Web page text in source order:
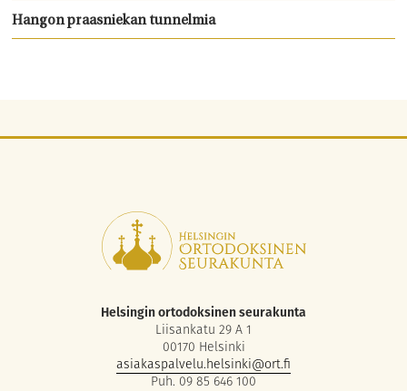
Hangon praasniekan tunnelmia
Helsingin ortodoksinen seurakunta
Liisankatu 29 A 1
00170 Helsinki
asiakaspalvelu.helsinki@ort.fi
Puh. 09 85 646 100